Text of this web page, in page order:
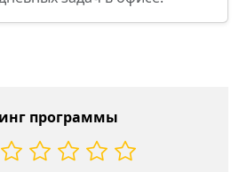
программы